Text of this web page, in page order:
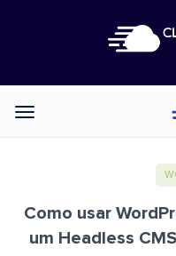
Categories
Como usar
um Headless